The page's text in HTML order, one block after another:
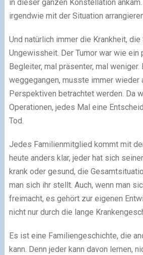
in dieser ganzen Konstellation
irgendwie mit der Situation
Und natürlich immer die Krankheit, die
Ungewissheit. Der Tumor war wie ein
Begleiter, mal präsenter, mal weniger.
weggegangen, musste immer wieder
Perspektiven betrachtet werden. Da
Operationen, jedes Mal eine
Tod.
Jedes Familienmitglied kommt mit
heute anders klar, jeder hat sich
krank oder gesund, die
man sich ihr stellt. Auch, wenn man
freimacht, es gehört zur eigenen
nicht nur durch die lange
Es ist eine Familiengeschichte, die
kann. Denn jeder kann davon lernen,